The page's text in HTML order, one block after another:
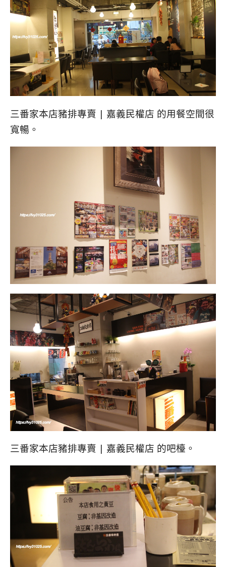
三番家本店豬排專賣 | 嘉義民權店 的用餐空間很
寬暢。
三番家本店豬排專賣 | 嘉義民權店 的吧檯。